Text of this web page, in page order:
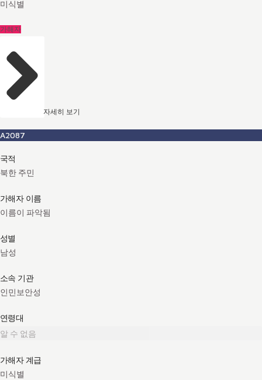
미식별
가해자
자세히 보기
A2087
국적
북한 주민
가해자 이름
이름이 파악됨
성별
남성
소속 기관
인민보안성
연령대
알 수 없음
가해자 계급
미식별